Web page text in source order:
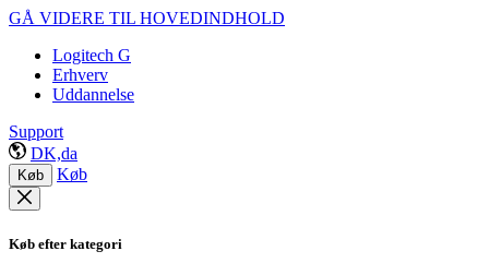
GÅ VIDERE TIL HOVEDINDHOLD
Logitech G
Erhverv
Uddannelse
Support
DK,da
Køb Køb
Køb efter kategori